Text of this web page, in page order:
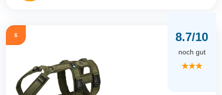
6 8.7/10
noch gut
★★★